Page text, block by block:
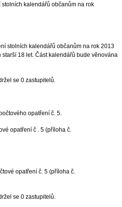
kalendářů občanům na rok
stolních kalendářů občanům na rok 2013
18 let. Část kalendářů bude věnována
0, zdržel se 0 zastupitelů.
opatření č. 5.
opatření č . 5 (příloha č.
opatření č. 5 (příloha č.
0, zdržel se 0 zastupitelů.